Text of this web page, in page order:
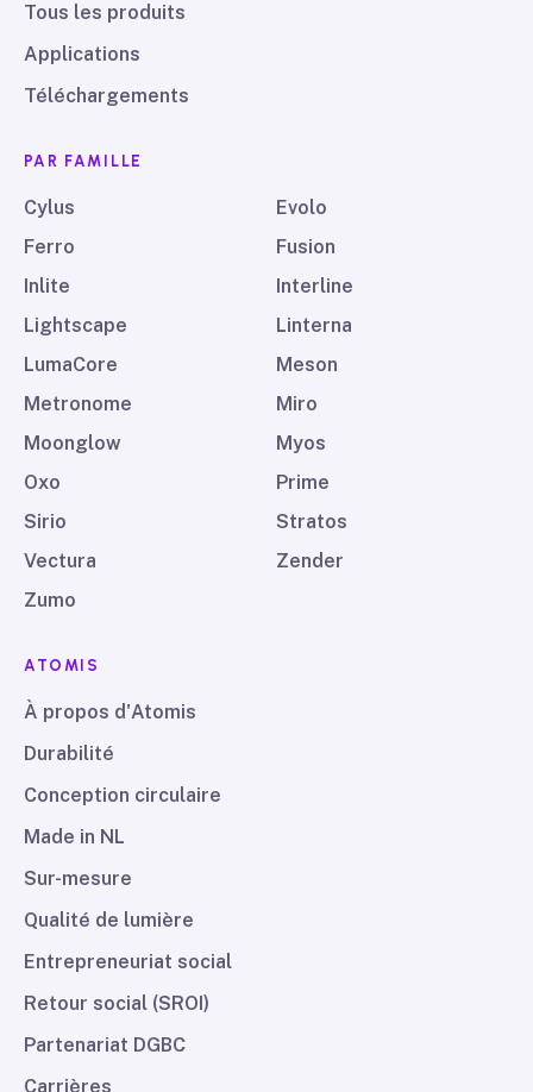
Tous les produits
Applications
Téléchargements
PAR FAMILLE
Cylus
Evolo
Ferro
Fusion
Inlite
Interline
Lightscape
Linterna
LumaCore
Meson
Metronome
Miro
Moonglow
Myos
Oxo
Prime
Sirio
Stratos
Vectura
Zender
Zumo
ATOMIS
À propos d'Atomis
Durabilité
Conception circulaire
Made in NL
Sur-mesure
Qualité de lumière
Entrepreneuriat social
Retour social (SROI)
Partenariat DGBC
Carrières